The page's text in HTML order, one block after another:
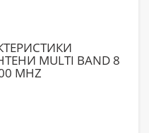
MULTI BAND 8
MHZ